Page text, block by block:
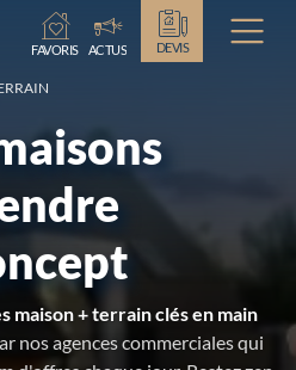
Chargement...
FAVORIS
ACTUS DEVIS
maison + terrain clés en main
nos agences commerciales qui